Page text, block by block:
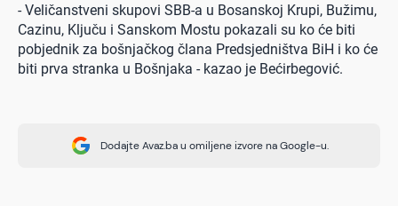
- Veličanstveni skupovi SBB-a u Bosanskoj Krupi, Bužimu,
Cazinu, Ključu i Sanskom Mostu pokazali su ko će biti
pobjednik za bošnjačkog člana Predsjedništva BiH i ko će
biti prva stranka u Bošnjaka - kazao je Bećirbegović.
Dodajte Avaz.ba u omiljene izvore na Google-u.